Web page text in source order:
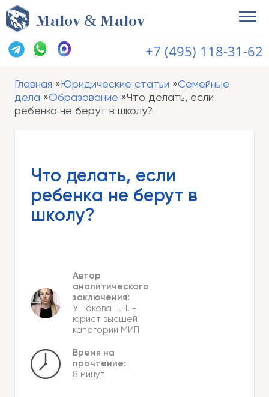
Malov & Malov
+7 (495) 118-31-62
Главная Юридические статьи
Семейные
дела
Образование
Что делать, если
ребенка не берут в школу?
Что делать, если
ребенка не берут в
школу?
Автор
аналитического
заключения:
Ушакова Е.Н. -
юрист высшей
категории МИП
Время на
прочтение:
8 минут